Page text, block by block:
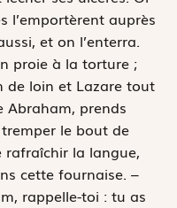
l’emportèrent auprès
et on l’enterra.
proie à la torture ;
de loin et Lazare tout
Abraham, prends
le bout de
rafraîchir la langue,
cette fournaise. –
rappelle-toi : tu as